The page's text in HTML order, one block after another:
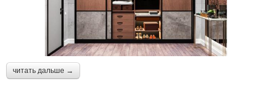
читать дальше →